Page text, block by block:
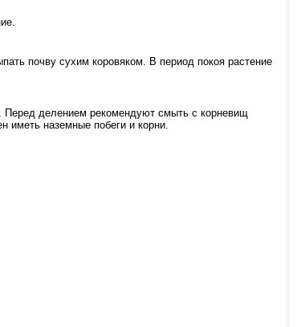
почву сухим коровяком. В период покоя растение
Перед делением рекомендуют смыть с корневищ
иметь наземные побеги и корни.